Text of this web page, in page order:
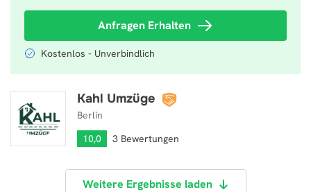
Anfragen Erhalten
Kostenlos - Unverbindlich
Kahl Umzüge
Berlin
10,0
3 Bewertungen
Kahl Umzüge
Weitere Ergebnisse laden